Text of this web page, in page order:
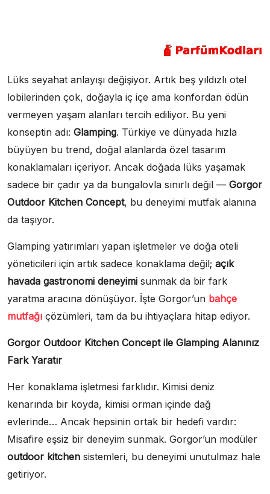
Lüks seyahat anlayışı değişiyor. Artık beş yıldızlı otel
lobilerinden çok, doğayla iç içe ama konfordan ödün
vermeyen yaşam alanları tercih ediliyor. Bu yeni
konseptin adı: Glamping. Türkiye ve dünyada hızla
büyüyen bu trend, doğal alanlarda özel tasarım
konaklamaları içeriyor. Ancak doğada lüks yaşamak
sadece bir çadır ya da bungalovla sınırlı değil — Gorgor
Outdoor Kitchen Concept, bu deneyimi mutfak alanına
da taşıyor.
Glamping yatırımları yapan işletmeler ve doğa oteli
yöneticileri için artık sadece konaklama değil; açık
havada gastronomi deneyimi sunmak da bir fark
yaratma aracına dönüşüyor. İşte Gorgor’un bahçe
mutfağı çözümleri, tam da bu ihtiyaçlara hitap ediyor.
Gorgor Outdoor Kitchen Concept ile Glamping Alanınız
Fark Yaratır
Her konaklama işletmesi farklıdır. Kimisi deniz
kenarında bir koyda, kimisi orman içinde dağ
evlerinde… Ancak hepsinin ortak bir hedefi vardır:
Misafire eşsiz bir deneyim sunmak. Gorgor’un modüler
outdoor kitchen sistemleri, bu deneyimi unutulmaz hale
getiriyor.